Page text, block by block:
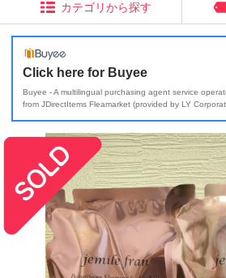
カテゴリから探す
Click here for Buyee
Buyee - A multilingual purchasing agent service
from JDirectItems Fleamarket (provided by LY